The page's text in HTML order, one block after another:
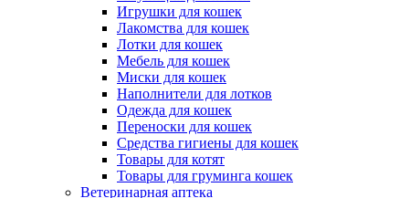
Игрушки для кошек
Лакомства для кошек
Лотки для кошек
Мебель для кошек
Миски для кошек
Наполнители для лотков
Одежда для кошек
Переноски для кошек
Средства гигиены для кошек
Товары для котят
Товары для груминга кошек
Ветеринарная аптека